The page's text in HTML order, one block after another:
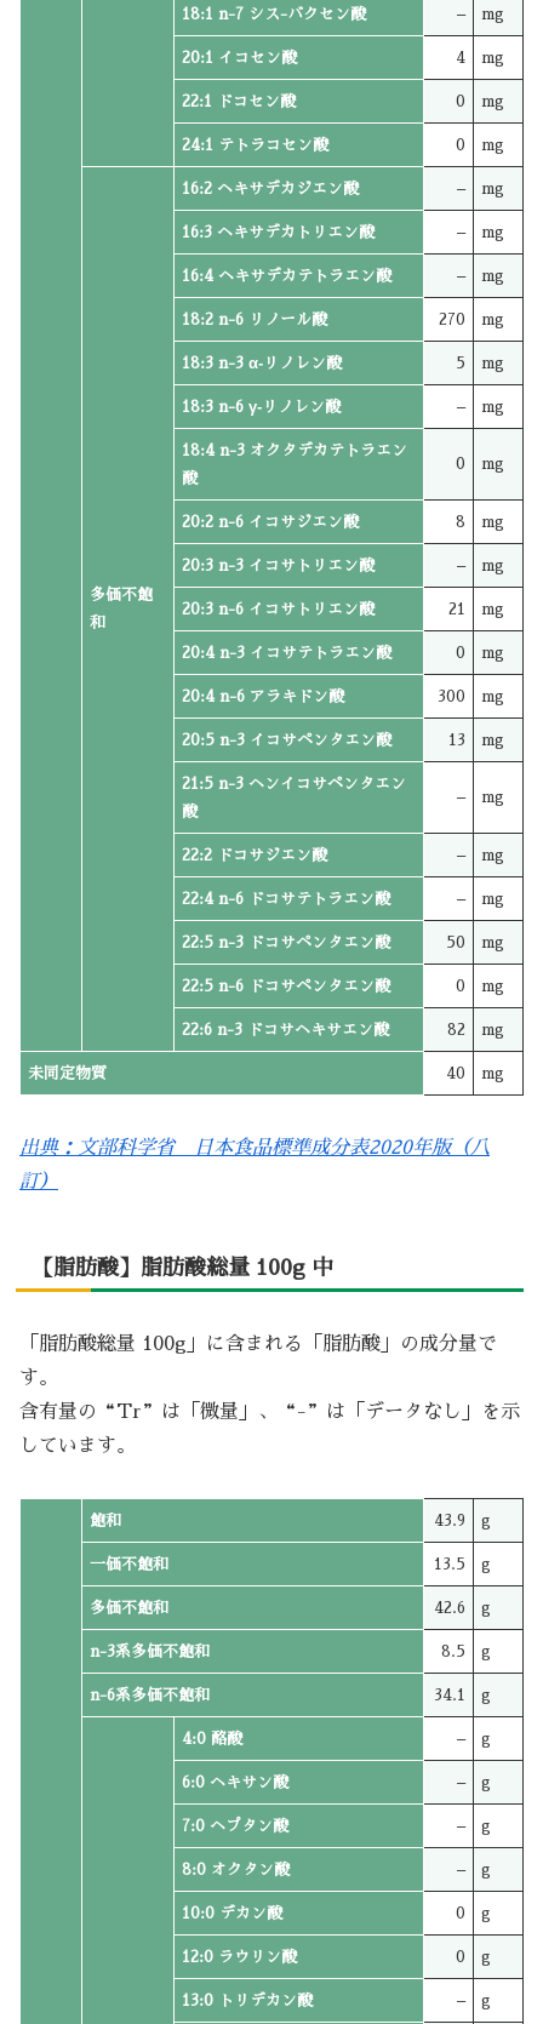
18:1 n-7 シス-バクセン酸 – mg
20:1 イコセン酸 4 mg
22:1 ドコセン酸 0 mg
24:1 テトラコセン酸 0 mg
多価不飽
和
16:2 ヘキサデカジエン酸 – mg
16:3 ヘキサデカトリエン酸 – mg
16:4 ヘキサデカテトラエン酸 – mg
18:2 n-6 リノール酸 270 mg
18:3 n-3 α‐リノレン酸 5 mg
18:3 n-6 γ‐リノレン酸 – mg
18:4 n-3 オクタデカテトラエン
酸
0 mg
20:2 n-6 イコサジエン酸 8 mg
20:3 n-3 イコサトリエン酸 – mg
20:3 n-6 イコサトリエン酸 21 mg
20:4 n-3 イコサテトラエン酸 0 mg
20:4 n-6 アラキドン酸 300 mg
20:5 n-3 イコサペンタエン酸 13 mg
21:5 n-3 ヘンイコサペンタエン
酸
– mg
22:2 ドコサジエン酸 – mg
22:4 n-6 ドコサテトラエン酸 – mg
22:5 n-3 ドコサペンタエン酸 50 mg
22:5 n-6 ドコサペンタエン酸 0 mg
22:6 n-3 ドコサヘキサエン酸 82 mg
未同定物質 40 mg
出典：文部科学省 日本食品標準成分表2020年版（八
訂）
【脂肪酸】脂肪酸総量 100g 中
「脂肪酸総量 100g」に含まれる「脂肪酸」の成分量で
す。
含有量の“Tr”は「微量」、“-”は「データなし」を示
しています。
飽和 43.9 g
一価不飽和 13.5 g
多価不飽和 42.6 g
n-3系多価不飽和 8.5 g
n-6系多価不飽和 34.1 g
4:0 酪酸 – g
6:0 ヘキサン酸 – g
7:0 ヘプタン酸 – g
8:0 オクタン酸 – g
10:0 デカン酸 0 g
12:0 ラウリン酸 0 g
13:0 トリデカン酸 – g